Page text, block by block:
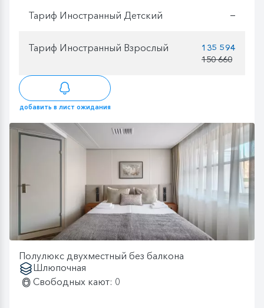
Тариф Иностранный Детский —
Тариф Иностранный Взрослый
135 594
150 660
добавить в лист ожидания
Полулюкс двухместный без балкона
Шлюпочная
Свободных кают: 0